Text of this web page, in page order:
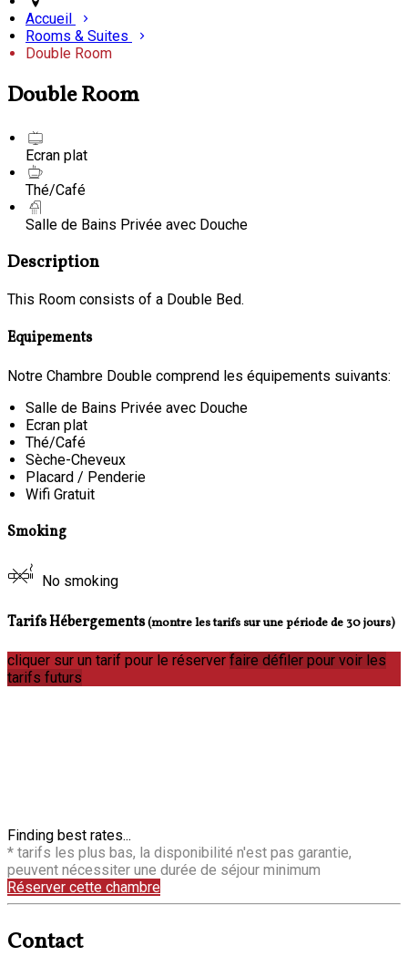
Accueil
Rooms & Suites
Double Room
Double Room
Ecran plat
Thé/Café
Salle de Bains Privée avec Douche
Description
This Room consists of a Double Bed.
Equipements
Notre Chambre Double comprend les équipements suivants:
Salle de Bains Privée avec Douche
Ecran plat
Thé/Café
Sèche-Cheveux
Placard / Penderie
Wifi Gratuit
Smoking
No smoking
Tarifs Hébergements(montre les tarifs sur une période de 30 jours)
cliquer sur un tarif pour le réserver faire défiler pour voir les
tarifs futurs
Finding best rates...
* tarifs les plus bas, la disponibilité n'est pas garantie,
peuvent nécessiter une durée de séjour minimum
Réserver cette chambre
Contact